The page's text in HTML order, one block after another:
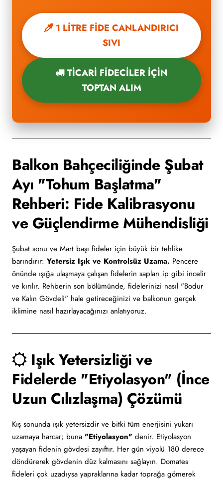
1 LİTRE FİDE CANLANDIRICI
SIVI
TİCARİ FİDECİLER İÇİN
TOPTAN ALIM
Balkon Bahçeciliğinde Şubat
Ayı "Tohum Başlatma"
Rehberi: Fide Kalibrasyonu
ve Güçlendirme Mühendisliği
Şubat sonu ve Mart başı fideler için büyük bir tehlike
barındırır: Yetersiz Işık ve Kontrolsüz Uzama. Pencere
önünde ışığa ulaşmaya çalışan fidelerin sapları ip gibi incelir
ve kırılır. Rehberin son bölümünde, fidelerinizi nasıl "Bodur
ve Kalın Gövdeli" hale getireceğinizi ve balkonun gerçek
iklimine nasıl hazırlayacağınızı anlatıyoruz.
Işık Yetersizliği ve
Fidelerde "Etiyolasyon" (İnce
Uzun Cılızlaşma) Çözümü
Kış sonunda ışık yetersizdir ve bitki tüm enerjisini yukarı
uzamaya harcar; buna "Etiyolasyon" denir. Etiyolasyon
yaşayan fidenin gövdesi zayıftır. Her gün viyolü 180 derece
döndürerek gövdenin düz kalmasını sağlayın. Domates
fideleri çok uzadıysa yapraklarına kadar toprağa gömerek